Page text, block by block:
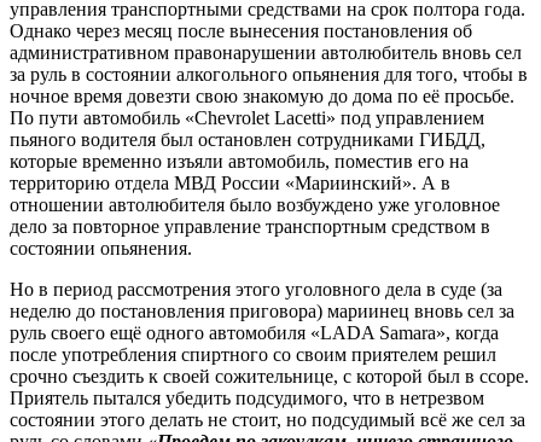
управления транспортными средствами на срок полтора года.
Однако через месяц после вынесения постановления об
административном правонарушении автолюбитель вновь сел
за руль в состоянии алкогольного опьянения для того, чтобы в
ночное время довезти свою знакомую до дома по её просьбе.
По пути автомобиль «Chevrolet Lacetti» под управлением
пьяного водителя был остановлен сотрудниками ГИБДД,
которые временно изъяли автомобиль, поместив его на
территорию отдела МВД России «Мариинский». А в
отношении автолюбителя было возбуждено уже уголовное
дело за повторное управление транспортным средством в
состоянии опьянения.
Но в период рассмотрения этого уголовного дела в суде (за
неделю до постановления приговора) мариинец вновь сел за
руль своего ещё одного автомобиля «LADA Samara», когда
после употребления спиртного со своим приятелем решил
срочно съездить к своей сожительнице, с которой был в ссоре.
Приятель пытался убедить подсудимого, что в нетрезвом
состоянии этого делать не стоит, но подсудимый всё же сел за